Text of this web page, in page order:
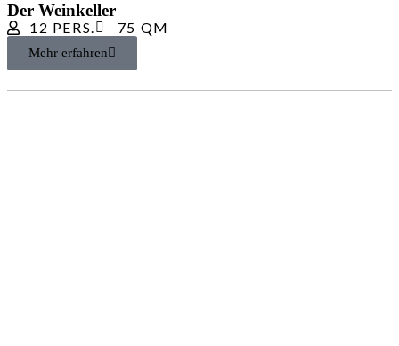
Der Weinkeller
12 PERS. 75 QM
Mehr erfahren